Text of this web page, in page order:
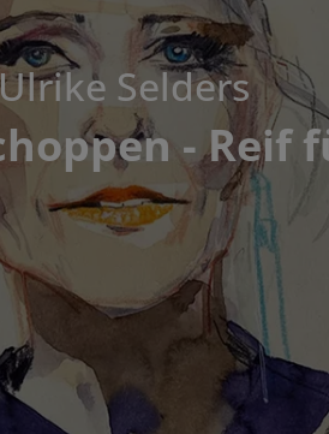
Selders
- Reif